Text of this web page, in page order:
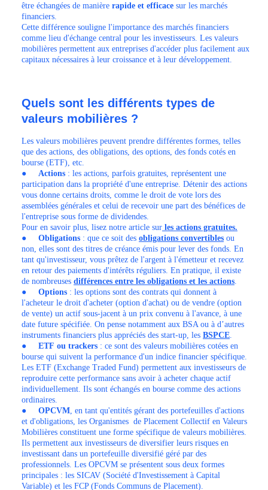
être échangées de manière rapide et efficace sur les marchés
financiers.
Cette différence souligne l'importance des marchés financiers
comme lieu d'échange central pour les investisseurs. Les valeurs
mobilières permettent aux entreprises d'accéder plus facilement aux
capitaux nécessaires à leur croissance et à leur développement.
Quels sont les différents types de
valeurs mobilières ?
Les valeurs mobilières peuvent prendre différentes formes, telles
que des actions, des obligations, des options, des fonds cotés en
bourse (ETF), etc.
● Actions : les actions, parfois gratuites, représentent une
participation dans la propriété d'une entreprise. Détenir des actions
vous donne certains droits, comme le droit de vote lors des
assemblées générales et celui de recevoir une part des bénéfices de
l'entreprise sous forme de dividendes.
Pour en savoir plus, lisez notre article sur les actions gratuites.
● Obligations : que ce soit des obligations convertibles ou
non, elles sont des titres de créance émis pour lever des fonds. En
tant qu'investisseur, vous prêtez de l'argent à l'émetteur et recevez
en retour des paiements d'intérêts réguliers. En pratique, il existe
de nombreuses différences entre les obligations et les actions
● Options : les options sont des contrats qui donnent à
l'acheteur le droit d'acheter (option d'achat) ou de vendre (option
de vente) un actif sous-jacent à un prix convenu à l'avance, à une
date future spécifiée. On pense notamment aux BSA ou à d’autres
instruments financiers plus appréciés des start-up, les BSPCE
● ETF ou trackers : ce sont des valeurs mobilières cotées en
bourse qui suivent la performance d'un indice financier spécifique.
Les ETF (Exchange Traded Fund) permettent aux investisseurs de
reproduire cette performance sans avoir à acheter chaque actif
individuellement. Ils sont échangés en bourse comme des actions
ordinaires.
● OPCVM , en tant qu'entités gérant des portefeuilles d'actions
et d'obligations, les Organismes de Placement Collectif en Valeurs
Mobilières constituent une forme spécifique de valeurs mobilières.
Ils permettent aux investisseurs de diversifier leurs risques en
investissant dans un portefeuille diversifié géré par des
professionnels. Les OPCVM se présentent sous deux formes
principales : les SICAV (Société d'Investissement à Capital
Variable) et les FCP (Fonds Communs de Placement).